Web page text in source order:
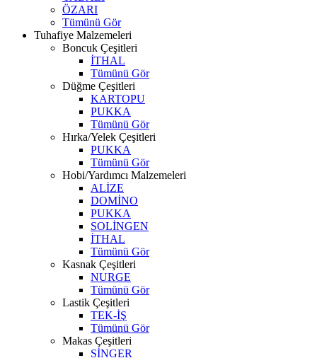
ÖZARI
Tümünü Gör
Tuhafiye Malzemeleri
Boncuk Çeşitleri
İTHAL
Tümünü Gör
Düğme Çeşitleri
KARTOPU
PUKKA
Tümünü Gör
Hırka/Yelek Çeşitleri
PUKKA
Tümünü Gör
Hobi/Yardımcı Malzemeleri
ALİZE
DOMİNO
PUKKA
SOLİNGEN
İTHAL
Tümünü Gör
Kasnak Çeşitleri
NURGE
Tümünü Gör
Lastik Çeşitleri
TEK-İŞ
Tümünü Gör
Makas Çeşitleri
SİNGER